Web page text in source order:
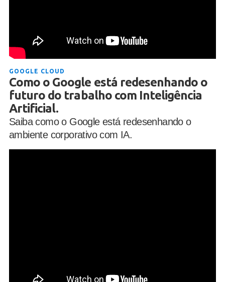
GOOGLE CLOUD
Como o Google está redesenhando o
futuro do trabalho com Inteligência
Artificial.
Saiba como o Google está redesenhando o
ambiente corporativo com IA.